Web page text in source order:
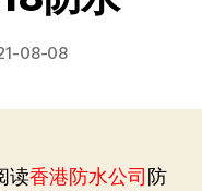
08-08
读香港防水公司 防